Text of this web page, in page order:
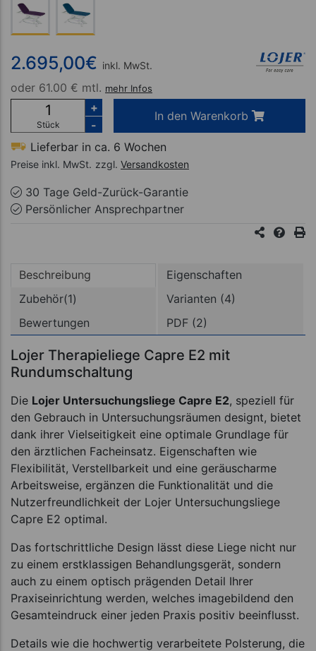
2.695,00€ inkl. MwSt.
oder 61.00 € mtl. mehr Infos
Stück
+
-
In den Warenkorb
Lieferbar in ca. 6 Wochen
Preise inkl. MwSt. zzgl. Versandkosten
30 Tage Geld-Zurück-Garantie
Persönlicher Ansprechpartner
Beschreibung
Eigenschaften
Zubehör(1)
Varianten (4)
Bewertungen
PDF (2)
Lojer Therapieliege Capre E2 mit
Rundumschaltung
Die Lojer Untersuchungsliege Capre E2, speziell für
den Gebrauch in Untersuchungsräumen designt, bietet
dank ihrer Vielseitigkeit eine optimale Grundlage für
den ärztlichen Facheinsatz. Eigenschaften wie
Flexibilität, Verstellbarkeit und eine geräuscharme
Arbeitsweise, ergänzen die Funktionalität und die
Nutzerfreundlichkeit der Lojer Untersuchungsliege
Capre E2 optimal.
Das fortschrittliche Design lässt diese Liege nicht nur
zu einem erstklassigen Behandlungsgerät, sondern
auch zu einem optisch prägenden Detail Ihrer
Praxiseinrichtung werden, welches imagebildend den
Gesamteindruck einer jeden Praxis positiv beeinflusst.
Details wie die hochwertig verarbeitete Polsterung, die